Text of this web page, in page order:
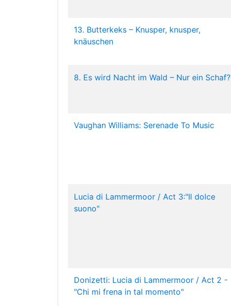
13. Butterkeks – Knusper, knusper,
knäuschen
8. Es wird Nacht im Wald – Nur ein Schaf?
Vaughan Williams: Serenade To Music
Lucia di Lammermoor / Act 3:"Il dolce
suono"
Donizetti: Lucia di Lammermoor / Act 2 -
"Chi mi frena in tal momento"